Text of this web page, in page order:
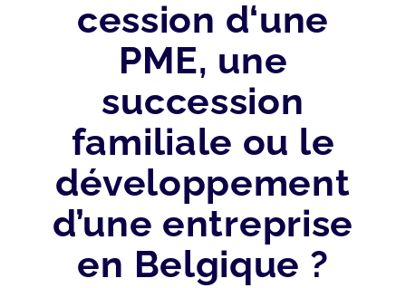
cession d‘une
PME, une
succession
familiale ou le
développement
d’une entreprise
en Belgique ?